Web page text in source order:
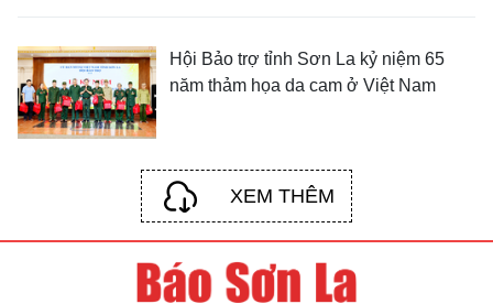
Hội Bảo trợ tỉnh Sơn La kỷ niệm 65
năm thảm họa da cam ở Việt Nam
XEM THÊM